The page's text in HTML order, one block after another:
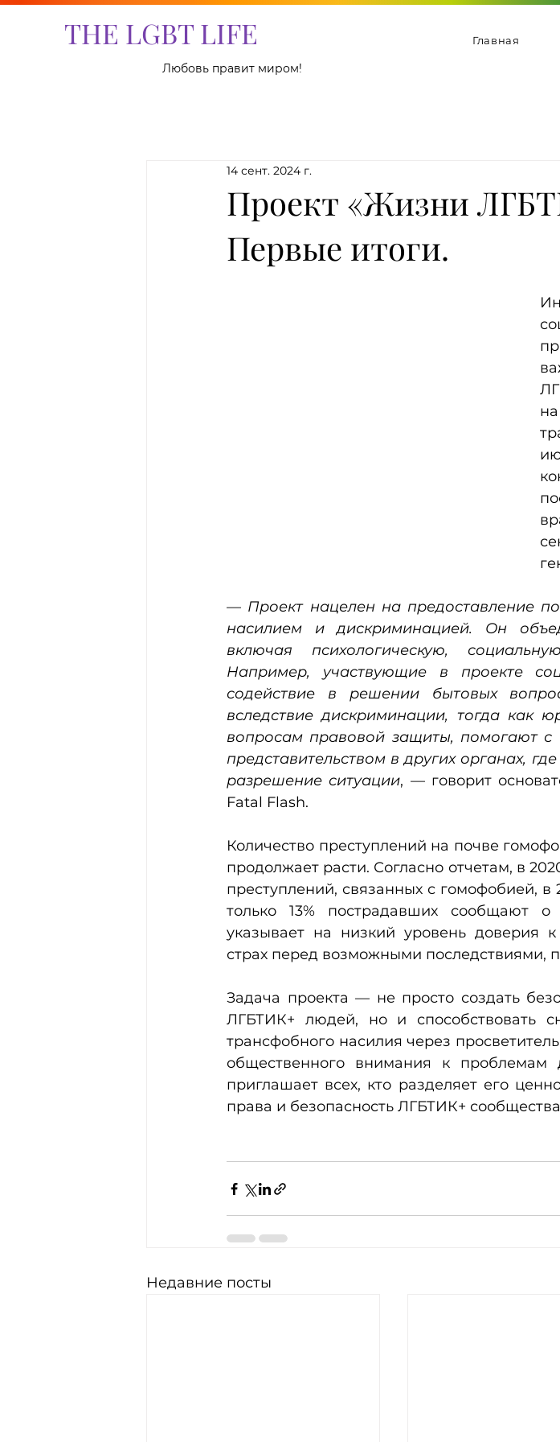
THE LGBT LIFE
Любовь правит миром!
Главная
Проект «Жизни
Первые итоги.
14 сент. 2024 г.
— Проект нацелен на предоставление
насилием и дискриминацией. Он
включая психологическую,
Например, участвующие в проекте
содействие в решении бытовых
вследствие дискриминации, тогда как
вопросам правовой защиты, помогают
представительством в других органах,
разрешение ситуации, — говорит
Fatal Flash.
Количество преступлений на почве
продолжает расти. Согласно отчетам, в
преступлений, связанных с гомофобией,
только 13% пострадавших сообщают
указывает на низкий уровень доверия
страх перед возможными последствиями,
Задача проекта — не просто создать
ЛГБТИК+ людей, но и способствовать
трансфобного насилия через
общественного внимания к проблемам
приглашает всех, кто разделяет его
права и безопасность ЛГБТИК+
Недавние посты